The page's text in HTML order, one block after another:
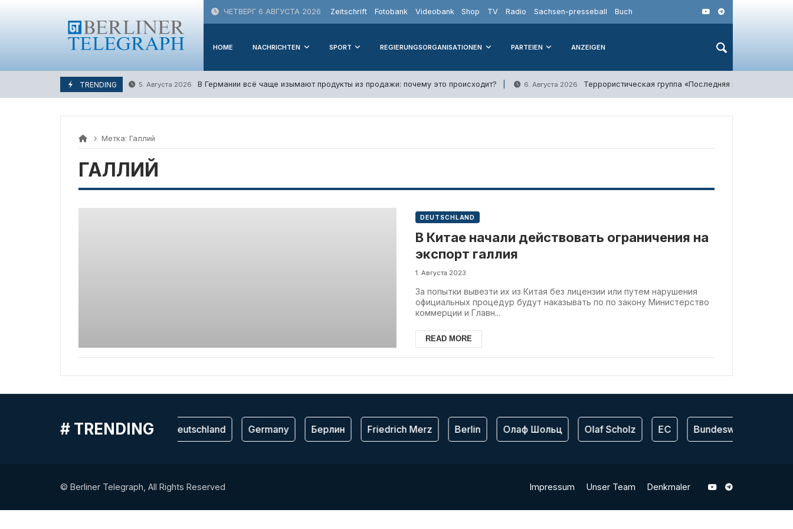
ЧЕТВЕРГ 6 АВГУСТА 2026 Zeitschrift Fotobank Videobank Shop TV Radio Sachsen-presseball Buch
HOME NACHRICHTEN SPORT REGIERUNGSORGANISATIONEN PARTEIEN ANZEIGEN
TRENDING 5. Августа 2026 В Германии всё чаще изымают продукты из продажи: почему это происходит? 6. Августа 2026 Террористическая группа «Последняя волна
Метка: Галлий
ГАЛЛИЙ
DEUTSCHLAND
В Китае начали действовать ограничения на
экспорт галлия
1. Августа 2023
За попытки вывезти их из Китая без лицензии или путем нарушения
официальных процедур будут наказывать по по закону Министерство
коммерции и Главн...
READ MORE
# TRENDING
Германия Deutschland Germany Берлин Friedrich Merz Berlin Олаф Шольц Olaf Scholz ЕС Bundeswehr
© Berliner Telegraph, All Rights Reserved Impressum Unser Team Denkmaler